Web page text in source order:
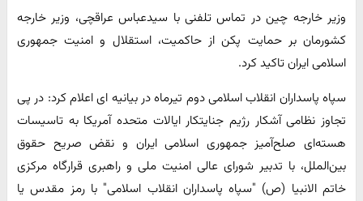
وزیر خارجه چین در تماس تلفنی با سیدعباس عراقچی، وزیر خارجه
کشورمان بر حمایت پکن از حاکمیت، استقلال و امنیت جمهوری
اسلامی ایران تاکید کرد.
سپاه پاسداران انقلاب اسلامی دوم تیرماه در بیانیه ای اعلام کرد: در پی
تجاوز نظامی آشکار رژیم جنایتکار ایالات متحده آمریکا به تاسیسات
هسته‌ای صلح‌آمیز جمهوری اسلامی ایران و نقض صریح حقوق
بین‌الملل، با تدبیر شورای عالی امنیت ملی و راهبری قرارگاه مرکزی
خاتم الانبیا (ص) "سپاه پاسداران انقلاب اسلامی" با رمز مقدس یا